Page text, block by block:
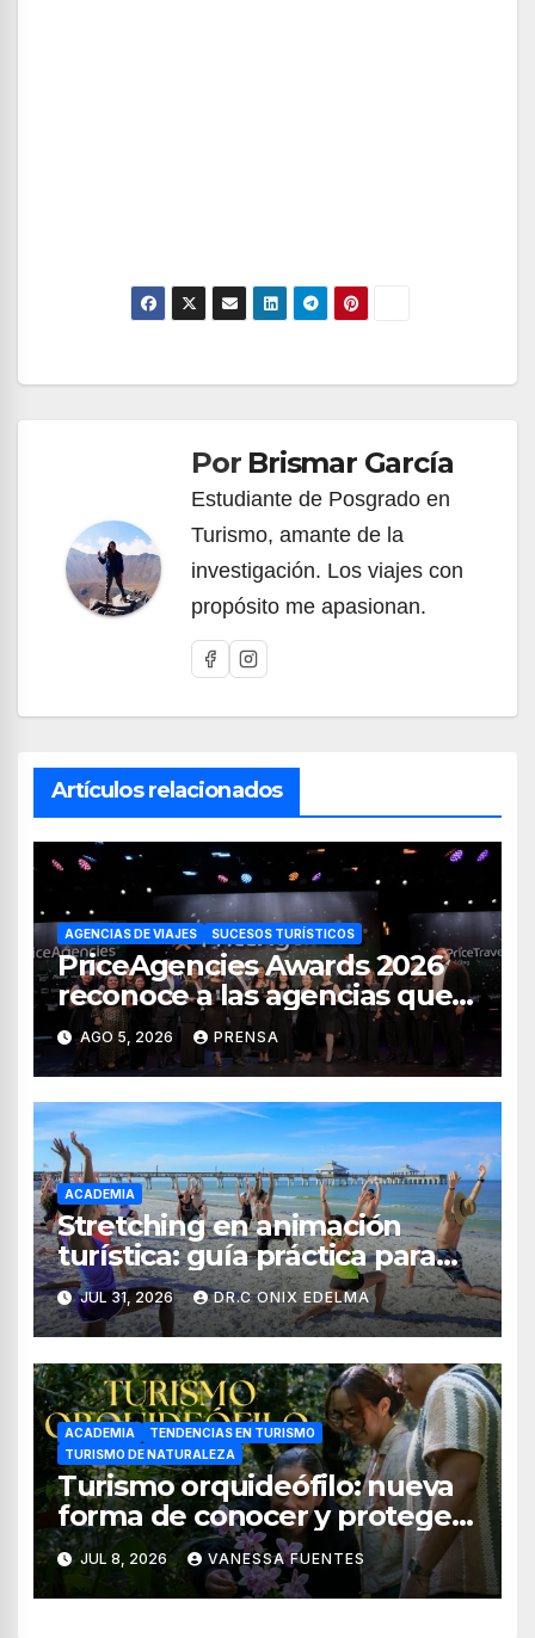
entradasPor Brismar García
Estudiante de Posgrado en
Turismo, amante de la
investigación. Los viajes con
propósito me apasionan.
Artículos relacionados
AGENCIAS DE VIAJES SUCESOS TURÍSTICOS
PriceAgencies Awards 2026
reconoce a las agencias que
impulsan el crecimiento del
turismo en México
AGO 5, 2026 PRENSA
ACADEMIA
Stretching en animación
turística: guía práctica para
crear experiencias de
bienestar en hoteles
JUL 31, 2026 DR.C ONIX EDELMA
ACADEMIA
TENDENCIAS EN TURISMO
TURISMO DE NATURALEZA
Turismo orquideófilo: nueva
forma de conocer y proteger
las orquídeas de México
JUL 8, 2026 VANESSA FUENTES